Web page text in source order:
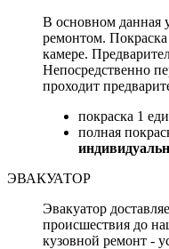
В основном данная
ремонтом. Покраска
камере.
Непосредственно
проходит
покраска 1
полная
ЭВАКУАТОР
Эвакуатор
происшествия до
кузовной ремонт -